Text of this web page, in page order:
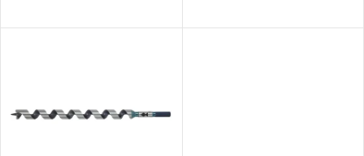
k
ů
k
ů